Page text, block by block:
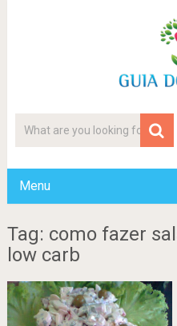
Menu
Tag: como fazer
low carb